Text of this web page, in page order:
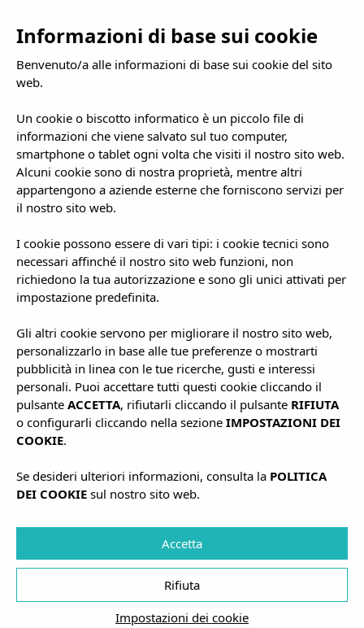
Informazioni di base sui cookie
Benvenuto/a alle informazioni di base sui cookie del sito
web.
Un cookie o biscotto informatico è un piccolo file di
informazioni che viene salvato sul tuo computer,
smartphone o tablet ogni volta che visiti il nostro sito web.
Alcuni cookie sono di nostra proprietà, mentre altri
appartengono a aziende esterne che forniscono servizi per
il nostro sito web.
I cookie possono essere di vari tipi: i cookie tecnici sono
necessari affinché il nostro sito web funzioni, non
richiedono la tua autorizzazione e sono gli unici attivati per
impostazione predefinita.
Gli altri cookie servono per migliorare il nostro sito web,
personalizzarlo in base alle tue preferenze o mostrarti
pubblicità in linea con le tue ricerche, gusti e interessi
personali. Puoi accettare tutti questi cookie cliccando il
pulsante ACCETTA, rifiutarli cliccando il pulsante RIFIUTA
o configurarli cliccando nella sezione IMPOSTAZIONI DEI
COOKIE.
Se desideri ulteriori informazioni, consulta la POLITICA
DEI COOKIE sul nostro sito web.
Impostazioni dei cookie
Rifiuta
Accetta